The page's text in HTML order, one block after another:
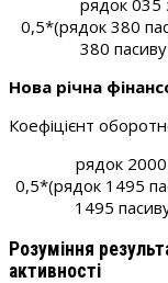
рядок 035
0,5*(рядок 380
380
Нова річна
Коефіцієнт
рядок 2000
0,5*(рядок 1495
1495
Розуміння
активності